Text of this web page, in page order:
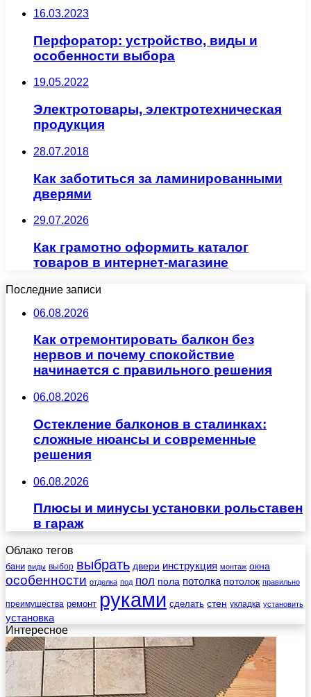
16.03.2023
Перфоратор: устройство, виды и
особенности выбора
19.05.2022
Электротовары, электротехническая
продукция
28.07.2018
Как заботиться за ламинированными
дверями
29.07.2026
Как грамотно оформить каталог
товаров в интернет-магазине
Последние записи
06.08.2026
Как отремонтировать балкон без
нервов и почему спокойствие
начинается с правильного решения
06.08.2026
Остекление балконов в сталинках:
сложные нюансы и современные
решения
06.08.2026
Плюсы и минусы установки рольставен
в гараж
Облако тегов
бани виды выбор выбрать двери инструкция монтаж окна
особенности отделка под пол пола потолка потолок правильно
преимущества ремонт руками сделать стен укладка установить
установка
Интересное